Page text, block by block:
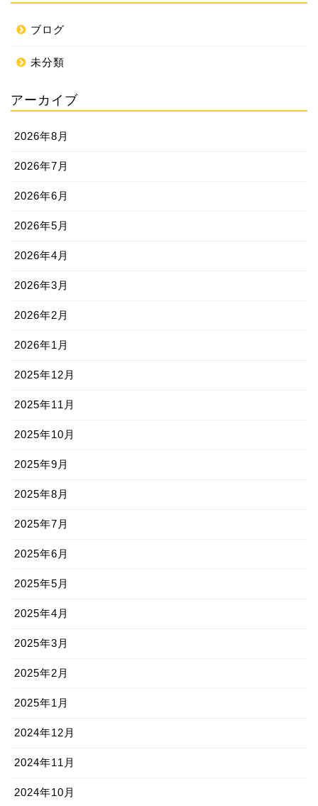
ブログ
未分類
アーカイブ
2026年8月
2026年7月
2026年6月
2026年5月
2026年4月
2026年3月
2026年2月
2026年1月
2025年12月
2025年11月
2025年10月
2025年9月
2025年8月
2025年7月
2025年6月
2025年5月
2025年4月
2025年3月
2025年2月
2025年1月
2024年12月
2024年11月
2024年10月